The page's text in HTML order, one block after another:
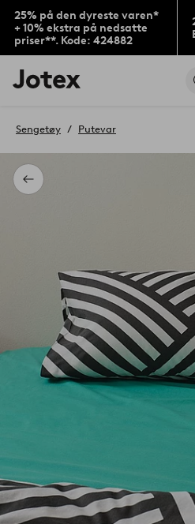
25% på den dyreste varen*
+ 10% ekstra på nedsatte
priser**. Kode: 424882
Jotex’
logo
til
Tilbake
Sengetøy Putevar